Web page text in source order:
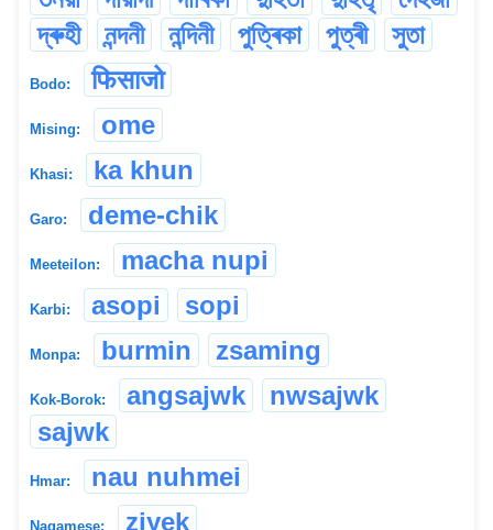
দ্ৰুহী
নন্দনী নন্দিনী পুত্ৰিকা পুত্ৰী সুতা
Bodo: फिसाजो
Mising: ome
Khasi: ka khun
Garo: deme-chik
Meeteilon: macha nupi
Karbi: asopi sopi
Monpa: burmin zsaming
Kok-Borok: angsajwk
nwsajwk
sajwk
Hmar: nau nuhmei
Nagamese: ziyek